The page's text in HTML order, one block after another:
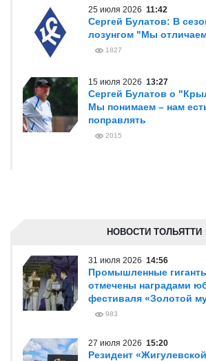
25 июля 2026 11:42
Сергей Булатов: В
лозунгом "Мы
1827
15 июля 2026 13:27
Сергей Булатов о
Мы понимаем – нам
поправлять
2015
НОВОСТИ ТОЛЬЯТТИ
31 июля 2026 14:56
Промышленные
отмечены наградами
фестиваля «Золотой
983
27 июля 2026 15:20
Резидент